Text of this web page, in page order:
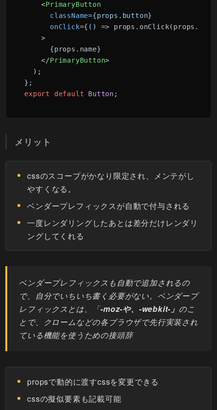
<PrimaryButton
className={props.button}
onClick={() =>
    >
      {props.name}
</PrimaryButton>
  );
export
default Button ;
メリット
cssのスコープがかなり限定され、メンテがし
やすくなる。
ベンダープレフィックスが自動で付与される
一度レンダリングしたあとは差分だけレンダリ
ングしてくれる
ベンダープレフィックスも自動で追加されるの
で、自分でいちいち書く必要がない。ベンダープ
レフィックスとは、「-moz-や、-webkit-」 のこ
とで、クロームなどの各ブラウザで先行実装され
ている機能を使うための接頭辞
propsで動的に渡すcssを変更できる
cssの擬似要素も記載可能